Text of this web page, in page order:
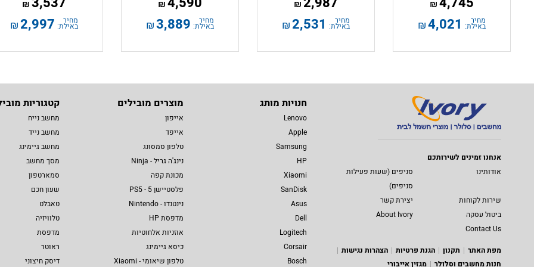
₪
מחיר
באילת: 4,021
₪
₪
מחיר
באילת: 2,531
₪
₪
מחיר
באילת: 3,889
₪
₪
מחיר
באילת: 2,997
₪
אנחנו זמינים לשירותכם
אודותינו
סניפים (שעות פעילות
סניפים)
שירות לקוחות
יצירת קשר
ביטול עסקה
About Ivory
Contact Us
מפת האתר
תקנון הגנת פרטיות
הצהרות נגישות
חנות מחשבים וסלולר
מגזין אייבורי
חנויות מותג
Lenovo
Apple
Samsung
HP
Xiaomi
SanDisk
Asus
Dell
Logitech
Corsair
Bosch
מוצרים מובילים
אייפון
אייפד
טלפון סמסונג
נינג'ה גריל - Ninja
מכונת קפה
פלסטיישן 5 - PS5
נינטנדו - Nintendo
מדפסת HP
אוזניות אלחוטיות
כיסא גיימינג
טלפון שיאומי - Xiaomi
קטגוריות
מחשב נייח
מחשב נייד
מחשב גיימינג
מסך מחשב
סמארטפון
שעון חכם
טאבלט
טלוויזיה
מדפסת
ראוטר
דיסק חיצוני